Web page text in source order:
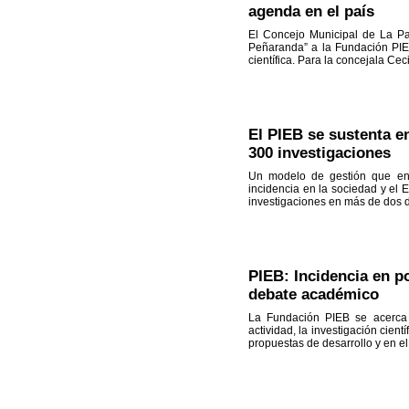
agenda en el país
El Concejo Municipal de La
Peñaranda” a la Fundación
científica. Para la concejala
El PIEB se sustenta
300 investigaciones
Un modelo de gestión que
incidencia en la sociedad y el
investigaciones en más de dos
PIEB: Incidencia en
debate académico
La Fundación PIEB se
actividad, la investigación
propuestas de desarrollo y en